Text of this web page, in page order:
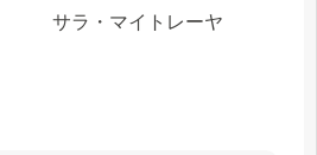
トレーヤ